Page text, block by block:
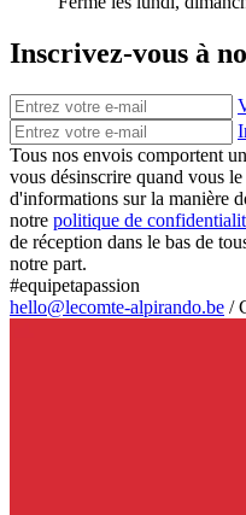
Inscrivez-vous à
Tous nos envois comportent
vous désinscrire quand vous
d'informations sur la manière
notre politique de
de réception dans le bas de
notre part.
#equipetapassion
hello@lecomte-alpirando.be /